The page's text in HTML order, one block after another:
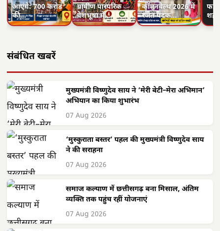
आएंगे: 700 करोड़
की…
ग्रामीण पारंपरिक
वेशभूषा में…
कॉमनवेल्थ 2026 में
रजत पदक…
संबंधित खबरें
मुख्यमंत्री विष्णुदेव साय ने ‘मेरी बेटी–मेरा अभिमान’
अभियान का किया शुभारंभ
07 Aug 2026
‘मुस्कुराता बस्तर’ पहल की मुख्यमंत्री विष्णुदेव साय
ने की सराहना
07 Aug 2026
समाज कल्याण में छत्तीसगढ़ बना मिसाल, अंतिम
व्यक्ति तक पहुंच रहीं योजनाएं
07 Aug 2026